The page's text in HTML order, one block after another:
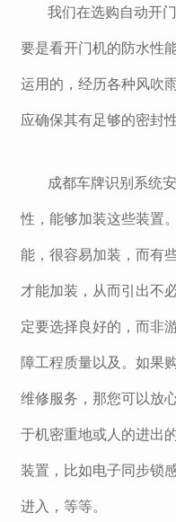
我们在选购自动开
要是看开门机的防水性
运用的，经历各种风吹
应确保其有足够的密封
成都车牌识别系统
性，能够加装这些装置
能，很容易加装，而有
才能加装，从而引出不
定要选择良好的，而非
障工程质量以及。如果
维修服务，那您可以放
于机密重地或人的进出
装置，比如电子同步锁
进入，等等。